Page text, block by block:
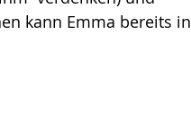
kann Emma bereits in